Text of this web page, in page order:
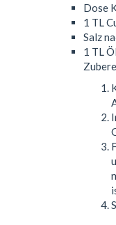
Dose
1 TL
Salz
1 TL Öl